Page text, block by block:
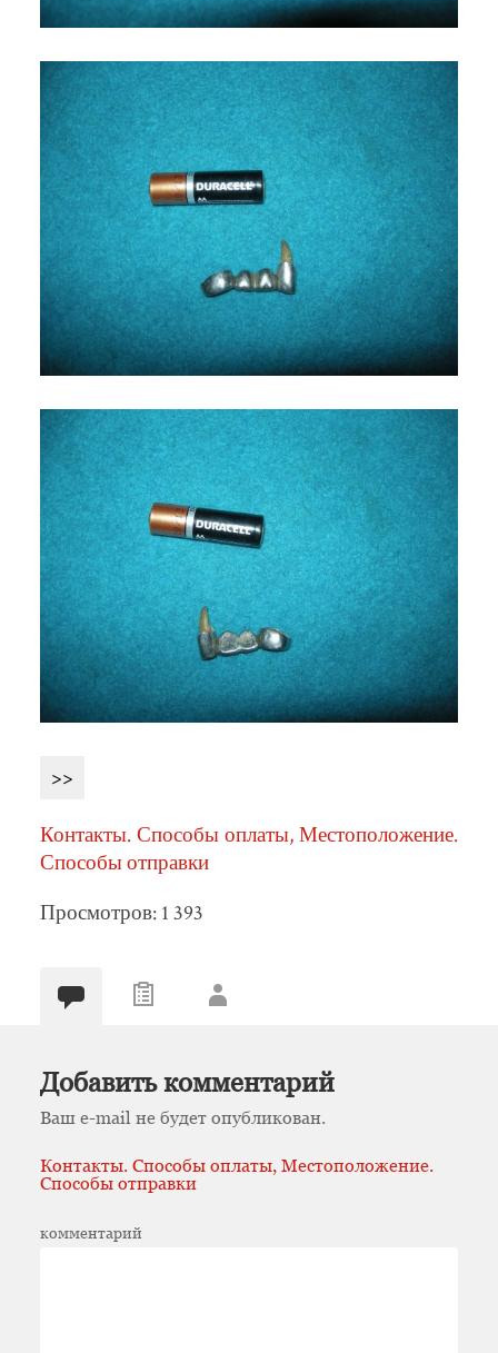
>>
Контакты. Способы оплаты, Местоположение.
Способы отправки
Просмотров: 1 393
Добавить комментарий
Ваш e-mail не будет опубликован.
Контакты. Способы оплаты, Местоположение.
Способы отправки
комментарий